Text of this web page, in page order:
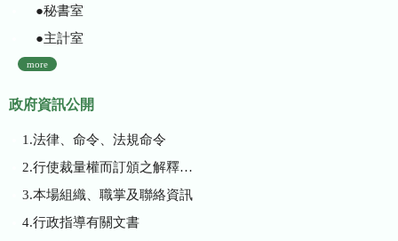
●秘書室
●主計室
more
政府資訊公開
1.法律、命令、法規命令
2.行使裁量權而訂頒之解釋性規定及裁量基準
3.本場組織、職掌及聯絡資訊
4.行政指導有關文書